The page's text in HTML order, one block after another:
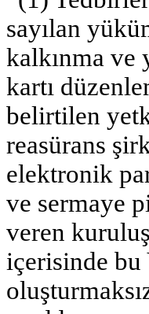
sayılan
kalkınma ve
kartı
belirtilen
reasürans
elektronik
ve sermaye
veren
içerisinde bu